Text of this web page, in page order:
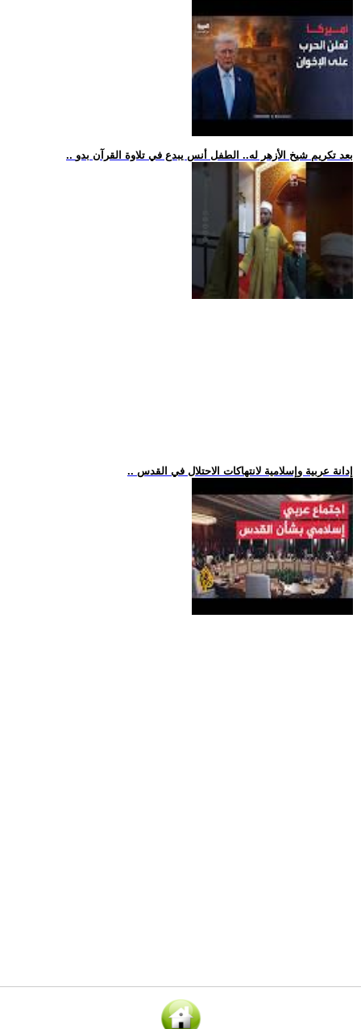
.. بعد تكريم شيخ الأزهر له.. الطفل أنس يبدع في تلاوة القرآن بدو
.. إدانة عربية وإسلامية لانتهاكات الاحتلال في القدس